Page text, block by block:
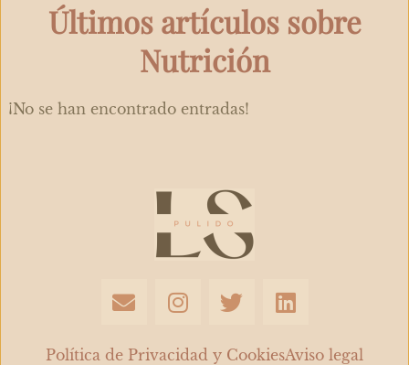
Últimos artículos sobre
Nutrición
¡No se han encontrado entradas!
E
n
e
I
n
t
T
w
t
L
i
k
Política de Privacidad y CookiesAviso legal